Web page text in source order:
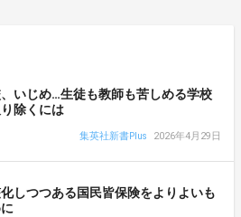
いじめ…生徒も教師も苦しめる学校
除くには
集英社新書Plus 2026年4月29日
化しつつある国民皆保険をよりよいも